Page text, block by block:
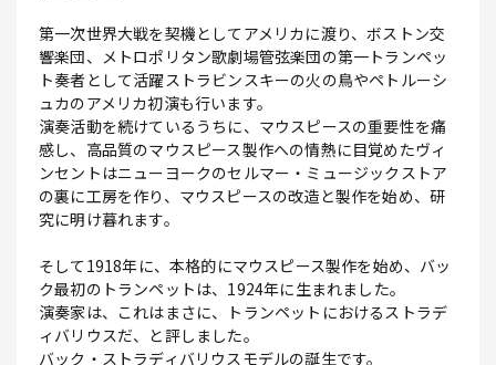
第一次世界大戦を契機としてアメリカに渡り、ボストン交
響楽団、メトロポリタン歌劇場管弦楽団の第一トランペッ
ト奏者として活躍ストラビンスキーの火の鳥やペトルーシ
ュカのアメリカ初演も行います。
演奏活動を続けているうちに、マウスピースの重要性を痛
感し、高品質のマウスピース製作への情熱に目覚めたヴィ
ンセントはニューヨークのセルマー・ミュージックストア
の裏に工房を作り、マウスピースの改造と製作を始め、研
究に明け暮れます。
そして1918年に、本格的にマウスピース製作を始め、バッ
ク最初のトランペットは、1924年に生まれました。
演奏家は、これはまさに、トランペットにおけるストラデ
ィバリウスだ、と評しました。
バック・ストラディバリウスモデルの誕生です。